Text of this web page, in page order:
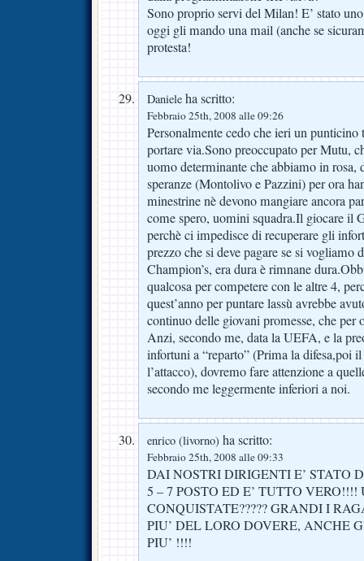
Sono proprio servi del Milan! E’ stato
oggi gli mando una mail (anche se
protesta!
Daniele ha scritto:
Febbraio 25th, 2008 alle 09:26
Personalmente cedo che ieri un
portare via.Sono preoccupato per Mutu,
uomo determinante che abbiamo in rosa,
speranze (Montolivo e Pazzini) per ora
minestrine nè devono mangiare ancora
come spero, uomini squadra.Il giocare il
perchè ci impedisce di recuperare gli
prezzo che si deve pagare se si vogliamo
Champion’s, era dura è rimnane
qualcosa per competere con le altre 4,
quest’anno per puntare lassù avrebbe
continuo delle giovani promesse, che per
Anzi, secondo me, data la UEFA, e la
infortuni a “reparto” (Prima la difesa,poi
l’attacco), dovremo fare attenzione a
secondo me leggermente inferiori a noi.
enrico (livorno) ha scritto:
Febbraio 25th, 2008 alle 09:33
DAI NOSTRI DIRIGENTI E’ STATO
5 – 7 POSTO ED E’ TUTTO
CONQUISTATE????? GRANDI I
PIU’ DEL LORO DOVERE, ANCHE
PIU’ !!!!